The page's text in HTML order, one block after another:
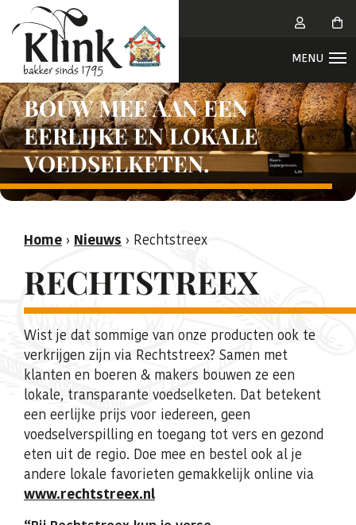
BOUW MEE AAN EEN
EERLIJKE EN LOKALE
VOEDSELKETEN.
Home › Nieuws › Rechtstreex
RECHTSTREEX
Wist je dat sommige van onze producten ook te
verkrijgen zijn via Rechtstreex? Samen met
klanten en boeren & makers bouwen ze een
lokale, transparante voedselketen. Dat betekent
een eerlijke prijs voor iedereen, geen
voedselverspilling en toegang tot vers en gezond
eten uit de regio. Doe mee en bestel ook al je
andere lokale favorieten gemakkelijk online via
www.rechtstreex.nl